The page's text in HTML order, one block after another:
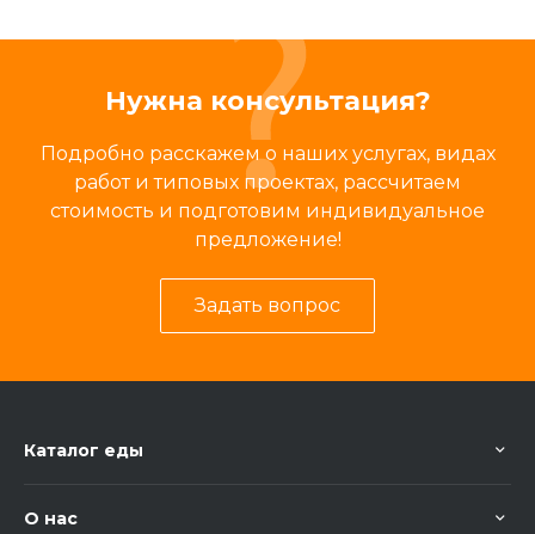
Нужна консультация?
Подробно расскажем о наших услугах, видах
работ и типовых проектах, рассчитаем
стоимость и подготовим индивидуальное
предложение!
Задать вопрос
Каталог еды
О нас